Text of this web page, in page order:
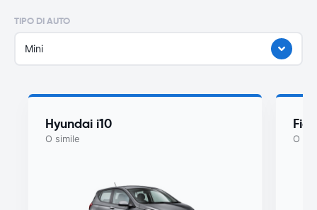
TIPO DI AUTO
Mini
Hyundai i10
O simile O